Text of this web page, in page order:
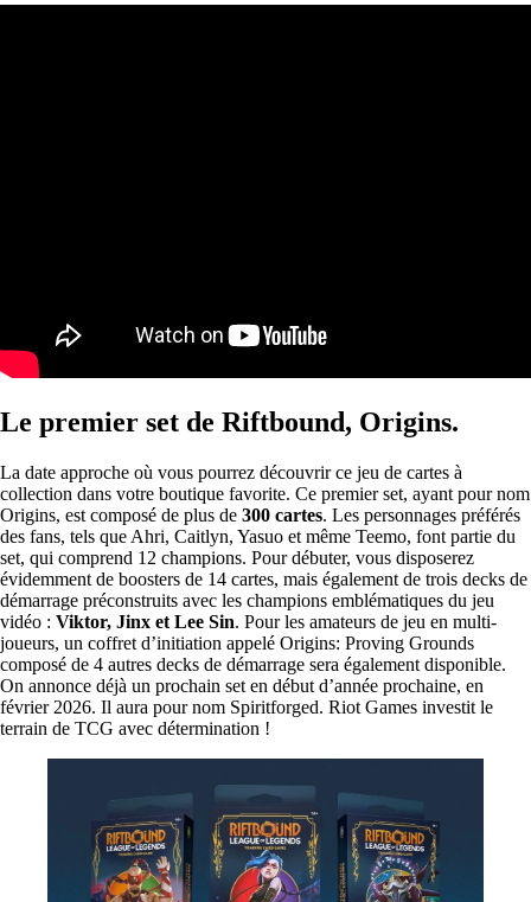
Le premier set de Riftbound, Origins.
La date approche où vous pourrez découvrir ce jeu de cartes à
collection dans votre boutique favorite. Ce premier set, ayant pour nom
Origins, est composé de plus de 300 cartes. Les personnages préférés
des fans, tels que Ahri, Caitlyn, Yasuo et même Teemo, font partie du
set, qui comprend 12 champions. Pour débuter, vous disposerez
évidemment de boosters de 14 cartes, mais également de trois decks de
démarrage préconstruits avec les champions emblématiques du jeu
vidéo : Viktor, Jinx et Lee Sin. Pour les amateurs de jeu en multi-
joueurs, un coffret d’initiation appelé Origins: Proving Grounds
composé de 4 autres decks de démarrage sera également disponible.
On annonce déjà un prochain set en début d’année prochaine, en
février 2026. Il aura pour nom Spiritforged. Riot Games investit le
terrain de TCG avec détermination !